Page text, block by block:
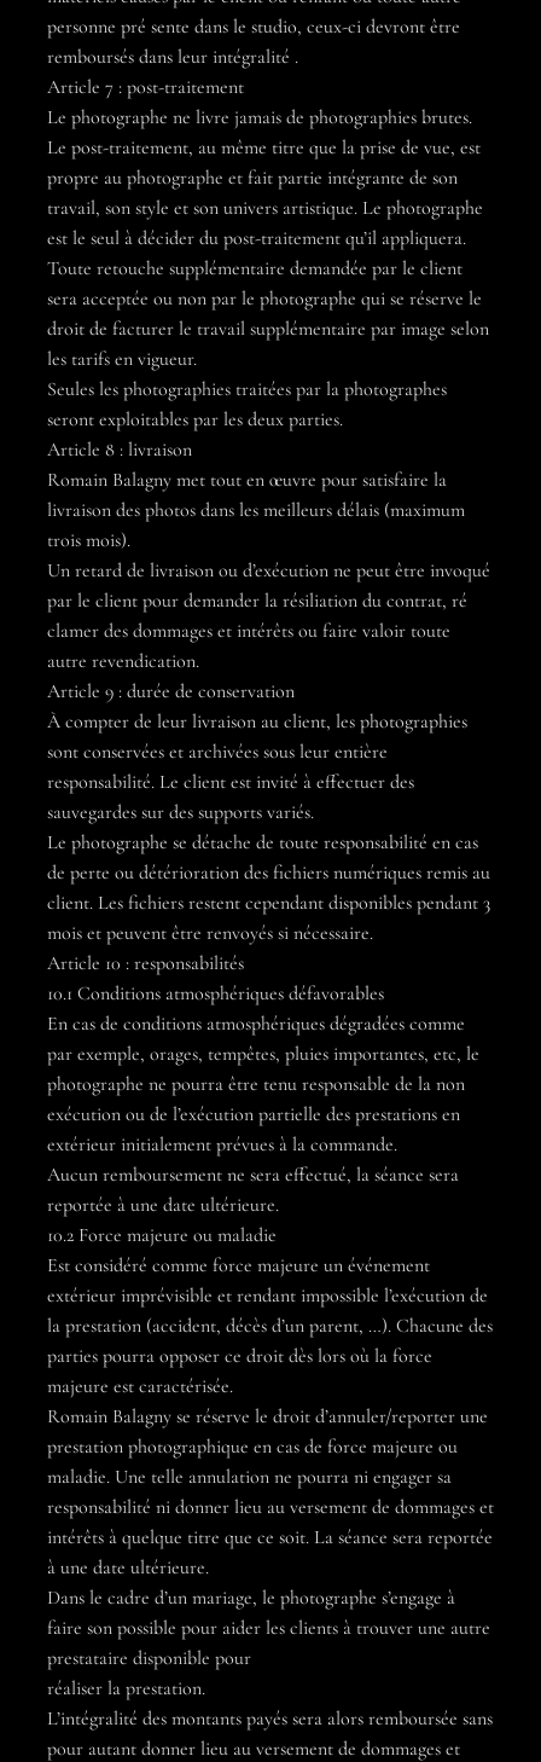
personne pré sente dans le studio, ceux-ci devront être
remboursés dans leur intégralité .
Article 7 : post-traitement
Le photographe ne livre jamais de photographies brutes.
Le post-traitement, au même titre que la prise de vue, est
propre au photographe et fait partie intégrante de son
travail, son style et son univers artistique. Le photographe
est le seul à décider du post-traitement qu’il appliquera.
Toute retouche supplémentaire demandée par le client
sera acceptée ou non par le photographe qui se réserve le
droit de facturer le travail supplémentaire par image selon
les tarifs en vigueur.
Seules les photographies traitées par la photographes
seront exploitables par les deux parties.
Article 8 : livraison
Romain Balagny met tout en œuvre pour satisfaire la
livraison des photos dans les meilleurs délais (maximum
trois mois).
Un retard de livraison ou d’exécution ne peut être invoqué
par le client pour demander la résiliation du contrat, ré
clamer des dommages et intérêts ou faire valoir toute
autre revendication.
Article 9 : durée de conservation
À compter de leur livraison au client, les photographies
sont conservées et archivées sous leur entière
responsabilité. Le client est invité à effectuer des
sauvegardes sur des supports variés.
Le photographe se détache de toute responsabilité en cas
de perte ou détérioration des fichiers numériques remis au
client. Les fichiers restent cependant disponibles pendant 3
mois et peuvent être renvoyés si nécessaire.
Article 10 : responsabilités
10.1 Conditions atmosphériques défavorables
En cas de conditions atmosphériques dégradées comme
par exemple, orages, tempêtes, pluies importantes, etc, le
photographe ne pourra être tenu responsable de la non
exécution ou de l’exécution partielle des prestations en
extérieur initialement prévues à la commande.
Aucun remboursement ne sera effectué, la séance sera
reportée à une date ultérieure.
10.2 Force majeure ou maladie
Est considéré comme force majeure un événement
extérieur imprévisible et rendant impossible l’exécution de
la prestation (accident, décès d’un parent, …). Chacune des
parties pourra opposer ce droit dès lors où la force
majeure est caractérisée.
Romain Balagny se réserve le droit d’annuler/reporter une
prestation photographique en cas de force majeure ou
maladie. Une telle annulation ne pourra ni engager sa
responsabilité ni donner lieu au versement de dommages et
intérêts à quelque titre que ce soit. La séance sera reportée
à une date ultérieure.
Dans le cadre d’un mariage, le photographe s’engage à
faire son possible pour aider les clients à trouver une autre
prestataire disponible pour
réaliser la prestation.
L’intégralité des montants payés sera alors remboursée sans
pour autant donner lieu au versement de dommages et